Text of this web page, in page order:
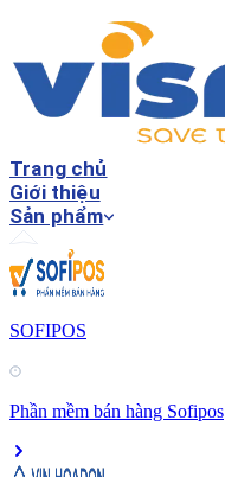
Trang chủ
Giới thiệu
Sản phẩm
SOFIPOS
Phần mềm bán hàng Sofipos